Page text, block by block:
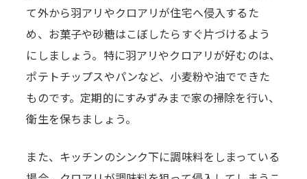
て外から羽アリやクロアリが住宅へ侵入するた
め、お菓子や砂糖はこぼしたらすぐ片づけるよう
にしましょう。特に羽アリやクロアリが好むのは、
ポテトチップスやパンなど、小麦粉や油でできた
ものです。定期的にすみずみまで家の掃除を行い、
衛生を保ちましょう。
また、キッチンのシンク下に調味料をしまっている